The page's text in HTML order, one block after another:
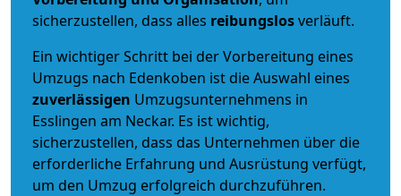
sicherzustellen, dass alles reibungslosverläuft.
Ein wichtiger Schritt bei der Vorbereitung eines
Umzugs nach Edenkoben ist die Auswahl eines
zuverlässigen Umzugsunternehmens in
Esslingen am Neckar. Es ist wichtig,
sicherzustellen, dass das Unternehmen über die
erforderliche Erfahrung und Ausrüstung verfügt,
um den Umzug erfolgreich durchzuführen.